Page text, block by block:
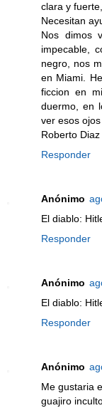
clara y
Necesitan
Nos dimos
impecable,
negro, nos
en Miami.
ficcion en
duermo, en
ver esos ojos
Roberto
Responder
Anónimo
El diablo:
Responder
Anónimo
El diablo:
Responder
Anónimo
Me gustaria
guajiro